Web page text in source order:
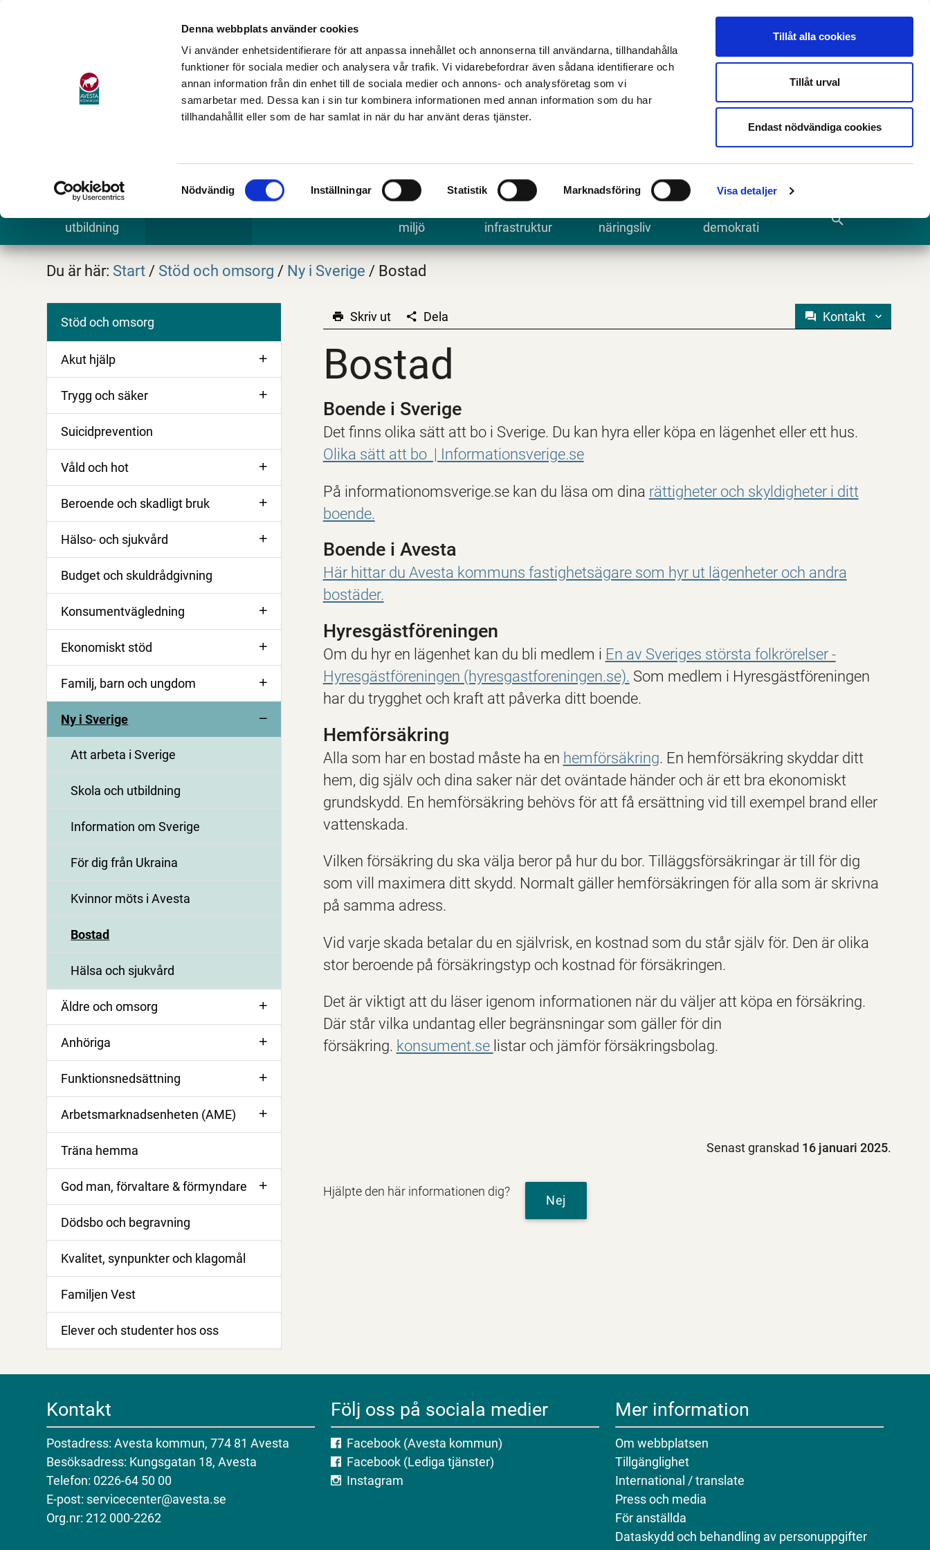
Denna webbplats använder cookies
Vi använder enhetsidentifierare för att anpassa innehållet och annonserna till användarna, tillhandahålla
funktioner för sociala medier och analysera vår trafik. Vi vidarebefordrar även sådana identifierare och
annan information från din enhet till de sociala medier och annons- och analysföretag som vi
samarbetar med. Dessa kan i sin tur kombinera informationen med annan information som du har
tillhandahållit eller som de har samlat in när du har använt deras tjänster.
Samtyckesval
Nödvändig Inställningar Statistik Marknadsföring Visa detaljer
Tillåt alla cookies
Tillåt urval
Endast nödvändiga cookies
E-tjänster och blanketter Translate
Sök
utbildning
miljö
infrastruktur
näringsliv
demokrati
search
Du är här: Start / Stöd och omsorg / Ny i Sverige / Bostad
Stöd och omsorg
Akut hjälp
Trygg och säker
Suicidprevention
Våld och hot
Beroende och skadligt bruk
Hälso- och sjukvård
Budget och skuldrådgivning
Konsumentvägledning
Ekonomiskt stöd
Familj, barn och ungdom
Ny i Sverige
Att arbeta i Sverige
Skola och utbildning
Information om Sverige
För dig från Ukraina
Kvinnor möts i Avesta
Bostad
Hälsa och sjukvård
Äldre och omsorg
Anhöriga
Funktionsnedsättning
Arbetsmarknadsenheten (AME)
Träna hemma
God man, förvaltare & förmyndare
Dödsbo och begravning
Kvalitet, synpunkter och klagomål
Familjen Vest
Elever och studenter hos oss
Bostad
Skriv ut Dela Kontakt
Bostad
Boende i Sverige
Det finns olika sätt att bo i Sverige. Du kan hyra eller köpa en lägenhet eller ett hus.
Olika sätt att bo | Informationsverige.se
På informationomsverige.se kan du läsa om dina rättigheter och skyldigheter i ditt
boende.
Boende i Avesta
Här hittar du Avesta kommuns fastighetsägare som hyr ut lägenheter och andra
bostäder.
Hyresgästföreningen
Om du hyr en lägenhet kan du bli medlem i En av Sveriges största folkrörelser -
Hyresgästföreningen (hyresgastforeningen.se). Som medlem i Hyresgästföreningen
har du trygghet och kraft att påverka ditt boende.
Hemförsäkring
Alla som har en bostad måste ha en hemförsäkring. En hemförsäkring skyddar ditt
hem, dig själv och dina saker när det oväntade händer och är ett bra ekonomiskt
grundskydd. En hemförsäkring behövs för att få ersättning vid till exempel brand eller
vattenskada.
Vilken försäkring du ska välja beror på hur du bor. Tilläggsförsäkringar är till för dig
som vill maximera ditt skydd. Normalt gäller hemförsäkringen för alla som är skrivna
på samma adress.
Vid varje skada betalar du en självrisk, en kostnad som du står själv för. Den är olika
stor beroende på försäkringstyp och kostnad för försäkringen.
Det är viktigt att du läser igenom informationen när du väljer att köpa en försäkring.
Där står vilka undantag eller begränsningar som gäller för din
försäkring. konsument.se listar och jämför försäkringsbolag.
Senast granskad 16 januari 2025.
Hjälpte den här informationen dig?
Nej
Kontakt
Postadress: Avesta kommun, 774 81 Avesta
Besöksadress: Kungsgatan 18, Avesta
Telefon: 0226-64 50 00
E-post: servicecenter@avesta.se
Org.nr: 212 000-2262
Följ oss på sociala medier
Facebook (Avesta kommun)
Facebook (Lediga tjänster)
Instagram
Mer information
Om webbplatsen
Tillgänglighet
International / translate
Press och media
För anställda
Dataskydd och behandling av personuppgifter